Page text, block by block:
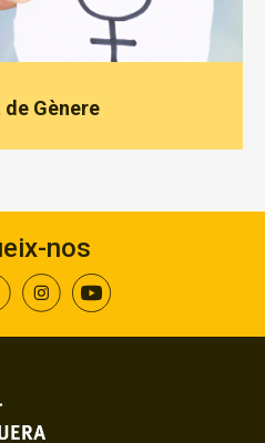
Gènere
nos